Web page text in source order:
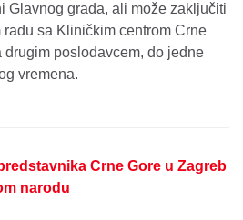
Glavnog grada, ali može zaključiti
sa Kliničkim centrom Crne
drugim poslodavcem, do jedne
vremena.
Crne Gore u Zagreb
narodu